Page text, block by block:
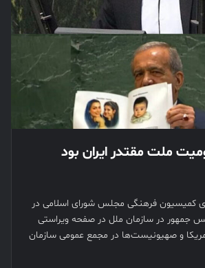
ملت مقتدر ایران بود
کمیسیون فرهنگی مجلس شورای اسلامی در
جمهور در سازمان ملل در صفحه ویراستی
و صهیونیست‌ها در مجمع عمومی سازمان